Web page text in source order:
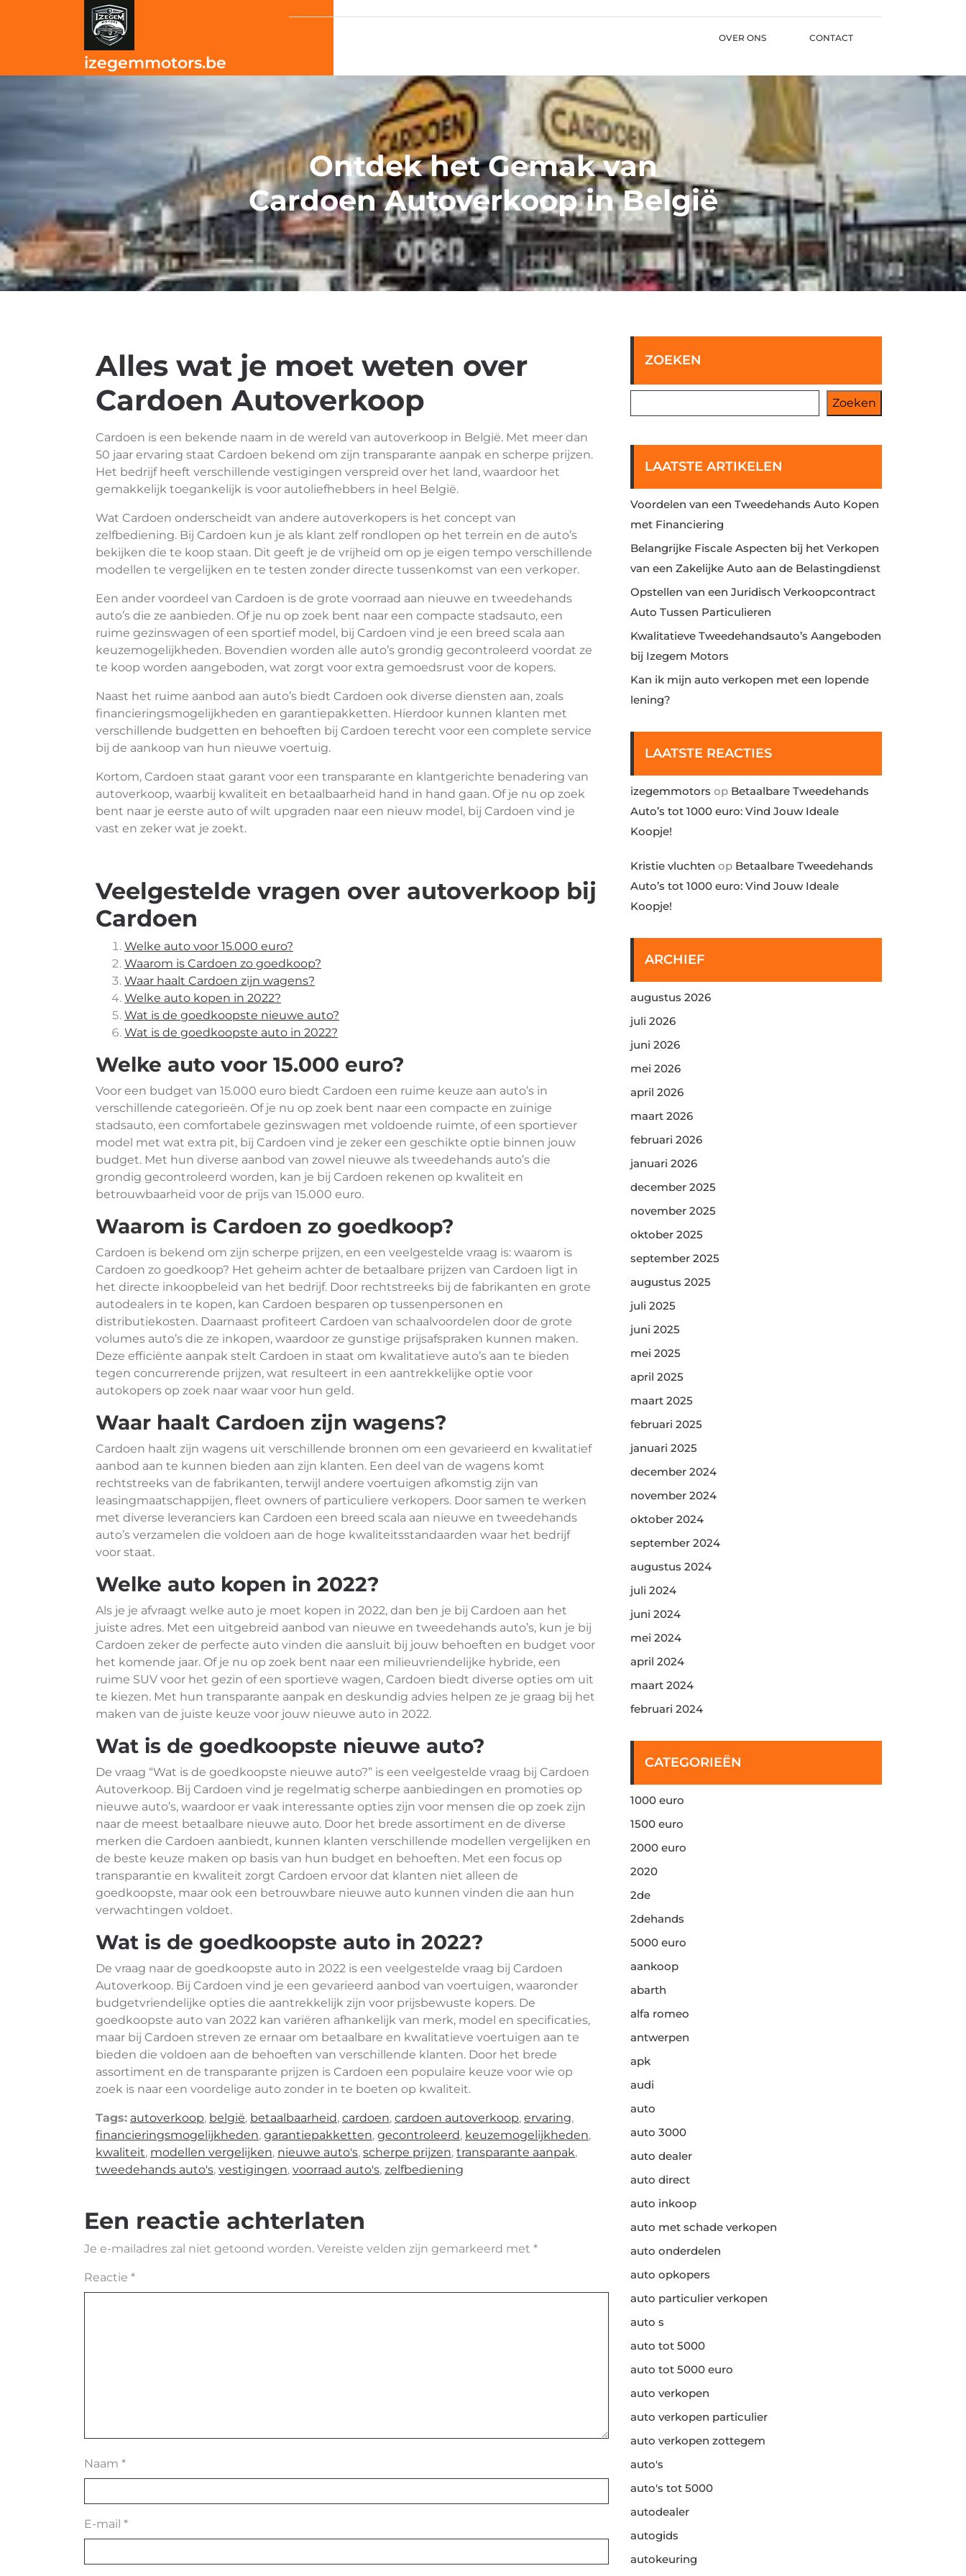
izegemmotors.be
OVER ONS CONTACT
Ontdek het Gemak van
Cardoen Autoverkoop in België
Alles wat je moet weten over
Cardoen Autoverkoop
Cardoen is een bekende naam in de wereld van autoverkoop in België. Met meer dan
50 jaar ervaring staat Cardoen bekend om zijn transparante aanpak en scherpe prijzen.
Het bedrijf heeft verschillende vestigingen verspreid over het land, waardoor het
gemakkelijk toegankelijk is voor autoliefhebbers in heel België.
Wat Cardoen onderscheidt van andere autoverkopers is het concept van
zelfbediening. Bij Cardoen kun je als klant zelf rondlopen op het terrein en de auto’s
bekijken die te koop staan. Dit geeft je de vrijheid om op je eigen tempo verschillende
modellen te vergelijken en te testen zonder directe tussenkomst van een verkoper.
Een ander voordeel van Cardoen is de grote voorraad aan nieuwe en tweedehands
auto’s die ze aanbieden. Of je nu op zoek bent naar een compacte stadsauto, een
ruime gezinswagen of een sportief model, bij Cardoen vind je een breed scala aan
keuzemogelijkheden. Bovendien worden alle auto’s grondig gecontroleerd voordat ze
te koop worden aangeboden, wat zorgt voor extra gemoedsrust voor de kopers.
Naast het ruime aanbod aan auto’s biedt Cardoen ook diverse diensten aan, zoals
financieringsmogelijkheden en garantiepakketten. Hierdoor kunnen klanten met
verschillende budgetten en behoeften bij Cardoen terecht voor een complete service
bij de aankoop van hun nieuwe voertuig.
Kortom, Cardoen staat garant voor een transparante en klantgerichte benadering van
autoverkoop, waarbij kwaliteit en betaalbaarheid hand in hand gaan. Of je nu op zoek
bent naar je eerste auto of wilt upgraden naar een nieuw model, bij Cardoen vind je
vast en zeker wat je zoekt.
Veelgestelde vragen over autoverkoop bij
Cardoen
Welke auto voor 15.000 euro?
Waarom is Cardoen zo goedkoop?
Waar haalt Cardoen zijn wagens?
Welke auto kopen in 2022?
Wat is de goedkoopste nieuwe auto?
Wat is de goedkoopste auto in 2022?
Welke auto voor 15.000 euro?
Voor een budget van 15.000 euro biedt Cardoen een ruime keuze aan auto’s in
verschillende categorieën. Of je nu op zoek bent naar een compacte en zuinige
stadsauto, een comfortabele gezinswagen met voldoende ruimte, of een sportiever
model met wat extra pit, bij Cardoen vind je zeker een geschikte optie binnen jouw
budget. Met hun diverse aanbod van zowel nieuwe als tweedehands auto’s die
grondig gecontroleerd worden, kan je bij Cardoen rekenen op kwaliteit en
betrouwbaarheid voor de prijs van 15.000 euro.
Waarom is Cardoen zo goedkoop?
Cardoen is bekend om zijn scherpe prijzen, en een veelgestelde vraag is: waarom is
Cardoen zo goedkoop? Het geheim achter de betaalbare prijzen van Cardoen ligt in
het directe inkoopbeleid van het bedrijf. Door rechtstreeks bij de fabrikanten en grote
autodealers in te kopen, kan Cardoen besparen op tussenpersonen en
distributiekosten. Daarnaast profiteert Cardoen van schaalvoordelen door de grote
volumes auto’s die ze inkopen, waardoor ze gunstige prijsafspraken kunnen maken.
Deze efficiënte aanpak stelt Cardoen in staat om kwalitatieve auto’s aan te bieden
tegen concurrerende prijzen, wat resulteert in een aantrekkelijke optie voor
autokopers op zoek naar waar voor hun geld.
Waar haalt Cardoen zijn wagens?
Cardoen haalt zijn wagens uit verschillende bronnen om een gevarieerd en kwalitatief
aanbod aan te kunnen bieden aan zijn klanten. Een deel van de wagens komt
rechtstreeks van de fabrikanten, terwijl andere voertuigen afkomstig zijn van
leasingmaatschappijen, fleet owners of particuliere verkopers. Door samen te werken
met diverse leveranciers kan Cardoen een breed scala aan nieuwe en tweedehands
auto’s verzamelen die voldoen aan de hoge kwaliteitsstandaarden waar het bedrijf
voor staat.
Welke auto kopen in 2022?
Als je je afvraagt welke auto je moet kopen in 2022, dan ben je bij Cardoen aan het
juiste adres. Met een uitgebreid aanbod van nieuwe en tweedehands auto’s, kun je bij
Cardoen zeker de perfecte auto vinden die aansluit bij jouw behoeften en budget voor
het komende jaar. Of je nu op zoek bent naar een milieuvriendelijke hybride, een
ruime SUV voor het gezin of een sportieve wagen, Cardoen biedt diverse opties om uit
te kiezen. Met hun transparante aanpak en deskundig advies helpen ze je graag bij het
maken van de juiste keuze voor jouw nieuwe auto in 2022.
Wat is de goedkoopste nieuwe auto?
De vraag “Wat is de goedkoopste nieuwe auto?” is een veelgestelde vraag bij Cardoen
Autoverkoop. Bij Cardoen vind je regelmatig scherpe aanbiedingen en promoties op
nieuwe auto’s, waardoor er vaak interessante opties zijn voor mensen die op zoek zijn
naar de meest betaalbare nieuwe auto. Door het brede assortiment en de diverse
merken die Cardoen aanbiedt, kunnen klanten verschillende modellen vergelijken en
de beste keuze maken op basis van hun budget en behoeften. Met een focus op
transparantie en kwaliteit zorgt Cardoen ervoor dat klanten niet alleen de
goedkoopste, maar ook een betrouwbare nieuwe auto kunnen vinden die aan hun
verwachtingen voldoet.
Wat is de goedkoopste auto in 2022?
De vraag naar de goedkoopste auto in 2022 is een veelgestelde vraag bij Cardoen
Autoverkoop. Bij Cardoen vind je een gevarieerd aanbod van voertuigen, waaronder
budgetvriendelijke opties die aantrekkelijk zijn voor prijsbewuste kopers. De
goedkoopste auto van 2022 kan variëren afhankelijk van merk, model en specificaties,
maar bij Cardoen streven ze ernaar om betaalbare en kwalitatieve voertuigen aan te
bieden die voldoen aan de behoeften van verschillende klanten. Door het brede
assortiment en de transparante prijzen is Cardoen een populaire keuze voor wie op
zoek is naar een voordelige auto zonder in te boeten op kwaliteit.
Tags: autoverkoop, belgië, betaalbaarheid, cardoen, cardoen autoverkoop, ervaring,
financieringsmogelijkheden, garantiepakketten, gecontroleerd, keuzemogelijkheden,
kwaliteit, modellen vergelijken, nieuwe auto's, scherpe prijzen, transparante aanpak,
tweedehands auto's, vestigingen, voorraad auto's, zelfbediening
Een reactie achterlaten
Je e-mailadres zal niet getoond worden. Vereiste velden zijn gemarkeerd met *
Reactie *
Naam *
E-mail *
ZOEKEN
Zoeken
LAATSTE ARTIKELEN
Voordelen van een Tweedehands Auto Kopen
met Financiering
Belangrijke Fiscale Aspecten bij het Verkopen
van een Zakelijke Auto aan de Belastingdienst
Opstellen van een Juridisch Verkoopcontract
Auto Tussen Particulieren
Kwalitatieve Tweedehandsauto’s Aangeboden
bij Izegem Motors
Kan ik mijn auto verkopen met een lopende
lening?
LAATSTE REACTIES
izegemmotors op Betaalbare Tweedehands
Auto’s tot 1000 euro: Vind Jouw Ideale
Koopje!
Kristie vluchten op Betaalbare Tweedehands
Auto’s tot 1000 euro: Vind Jouw Ideale
Koopje!
ARCHIEF
augustus 2026
juli 2026
juni 2026
mei 2026
april 2026
maart 2026
februari 2026
januari 2026
december 2025
november 2025
oktober 2025
september 2025
augustus 2025
juli 2025
juni 2025
mei 2025
april 2025
maart 2025
februari 2025
januari 2025
december 2024
november 2024
oktober 2024
september 2024
augustus 2024
juli 2024
juni 2024
mei 2024
april 2024
maart 2024
februari 2024
CATEGORIEËN
1000 euro
1500 euro
2000 euro
2020
2de
2dehands
5000 euro
aankoop
abarth
alfa romeo
antwerpen
apk
audi
auto
auto 3000
auto dealer
auto direct
auto inkoop
auto met schade verkopen
auto onderdelen
auto opkopers
auto particulier verkopen
auto s
auto tot 5000
auto tot 5000 euro
auto verkopen
auto verkopen particulier
auto verkopen zottegem
auto's
auto's tot 5000
autodealer
autogids
autokeuring